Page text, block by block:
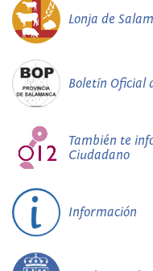
Lonja de
Boletín Oficial
También te
Ciudadano
Información